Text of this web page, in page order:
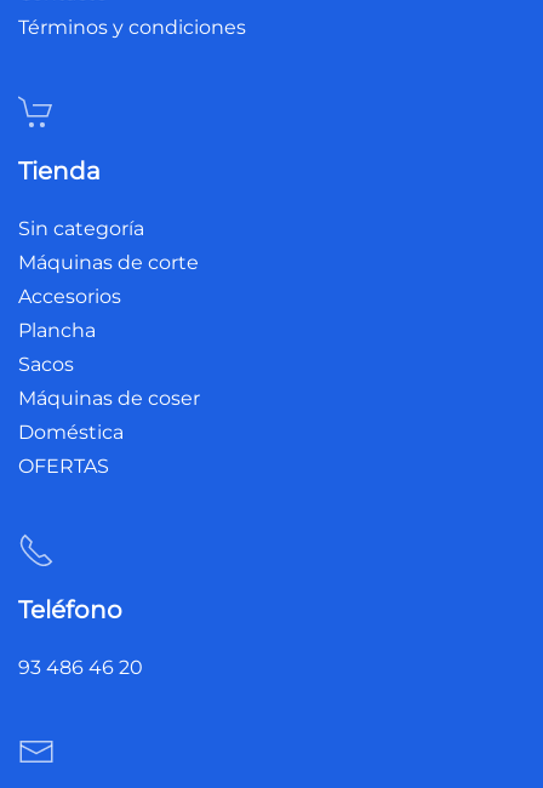
Términos y condiciones
Tienda
Sin categoría
Máquinas de corte
Accesorios
Plancha
Sacos
Máquinas de coser
Doméstica
OFERTAS
Teléfono
93 486 46 20